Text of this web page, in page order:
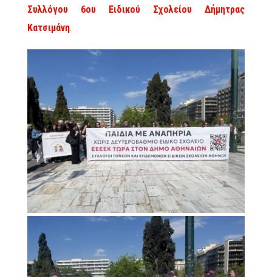
Συλλόγου 6ου Ειδικού Σχολείου Δήμητρας
Κατσιμάνη.